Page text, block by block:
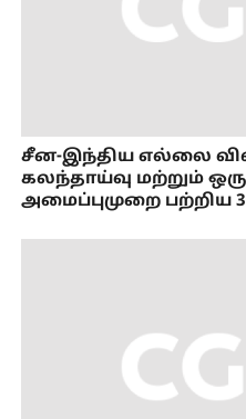
சீன-இந்திய எல்லை
கலந்தாய்வு மற்றும்
அமைப்புமுறை பற்றிய